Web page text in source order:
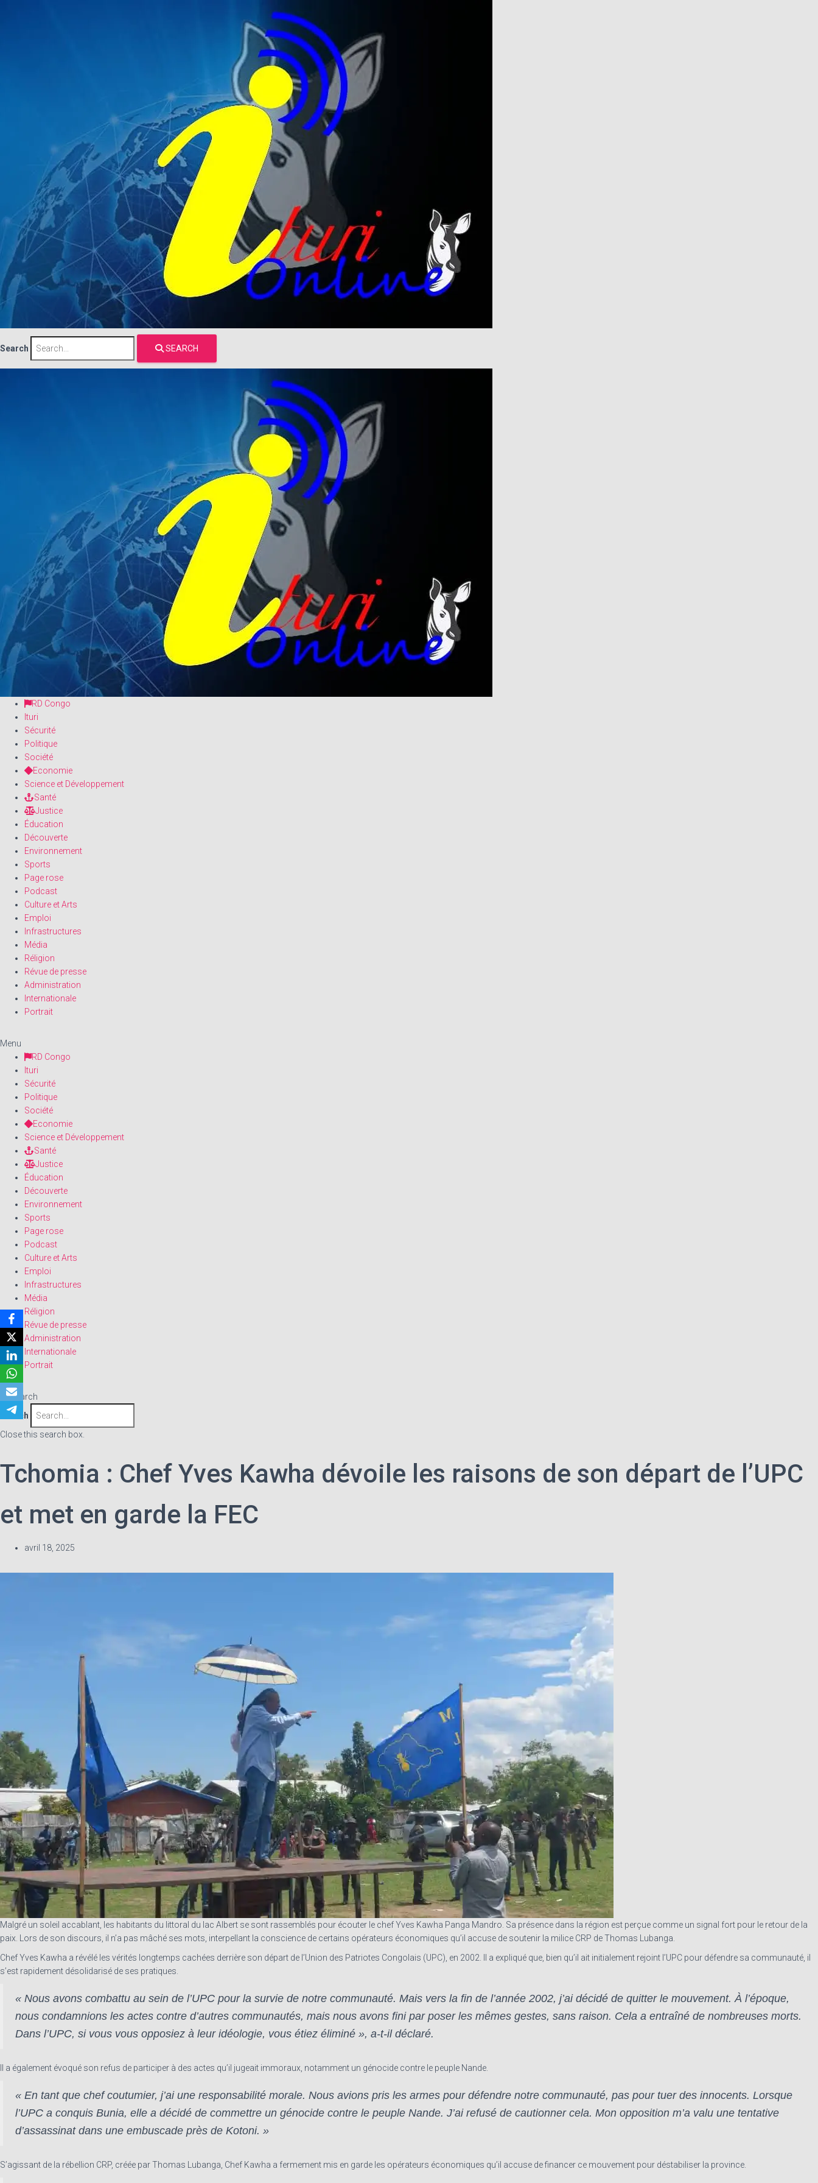
Search SEARCH
RD Congo
Ituri
Sécurité
Politique
Société
Economie
Science et Développement
Santé
Justice
Éducation
Découverte
Environnement
Sports
Page rose
Podcast
Culture et Arts
Emploi
Infrastructures
Média
Réligion
Révue de presse
Administration
Internationale
Portrait
Menu
RD Congo
Ituri
Sécurité
Politique
Société
Economie
Science et Développement
Santé
Justice
Éducation
Découverte
Environnement
Sports
Page rose
Podcast
Culture et Arts
Emploi
Infrastructures
Média
Réligion
Révue de presse
Administration
Internationale
Portrait
Search
Search
Close this search box.
Tchomia : Chef Yves Kawha dévoile les raisons de son départ de l’UPC
et met en garde la FEC
avril 18, 2025
Malgré un soleil accablant, les habitants du littoral du lac Albert se sont rassemblés pour écouter le chef Yves Kawha Panga Mandro. Sa présence dans la région est perçue comme un signal fort pour le retour de la
paix. Lors de son discours, il n’a pas mâché ses mots, interpellant la conscience de certains opérateurs économiques qu’il accuse de soutenir la milice CRP de Thomas Lubanga.
Chef Yves Kawha a révélé les vérités longtemps cachées derrière son départ de l’Union des Patriotes Congolais (UPC), en 2002. Il a expliqué que, bien qu’il ait initialement rejoint l’UPC pour défendre sa communauté, il
s’est rapidement désolidarisé de ses pratiques.
« Nous avons combattu au sein de l’UPC pour la survie de notre communauté. Mais vers la fin de l’année 2002, j’ai décidé de quitter le mouvement. À l’époque,
nous condamnions les actes contre d’autres communautés, mais nous avons fini par poser les mêmes gestes, sans raison. Cela a entraîné de nombreuses morts.
Dans l’UPC, si vous vous opposiez à leur idéologie, vous étiez éliminé », a-t-il déclaré.
Il a également évoqué son refus de participer à des actes qu’il jugeait immoraux, notamment un génocide contre le peuple Nande.
« En tant que chef coutumier, j’ai une responsabilité morale. Nous avions pris les armes pour défendre notre communauté, pas pour tuer des innocents. Lorsque
l’UPC a conquis Bunia, elle a décidé de commettre un génocide contre le peuple Nande. J’ai refusé de cautionner cela. Mon opposition m’a valu une tentative
d’assassinat dans une embuscade près de Kotoni. »
S’agissant de la rébellion CRP, créée par Thomas Lubanga, Chef Kawha a fermement mis en garde les opérateurs économiques qu’il accuse de financer ce mouvement pour déstabiliser la province.